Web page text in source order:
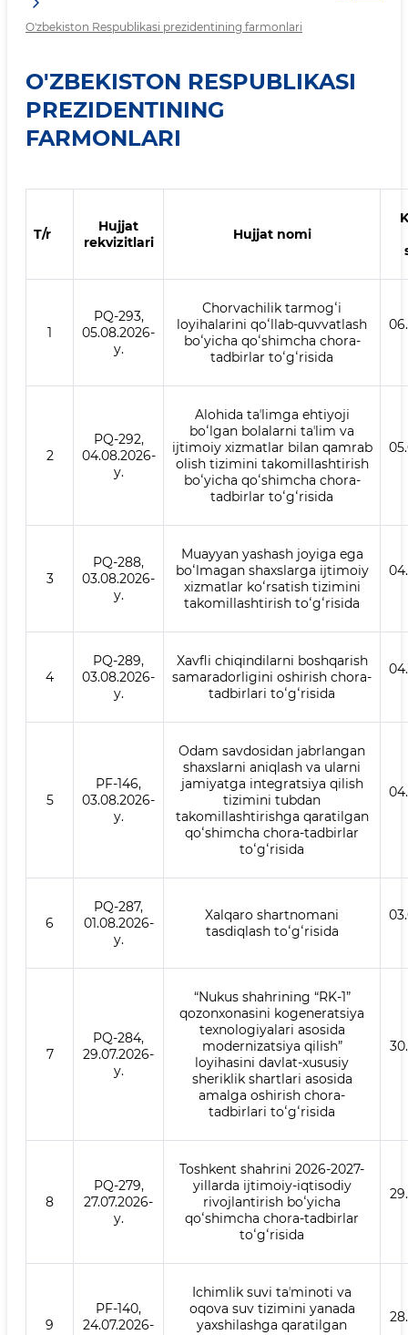
O'zbekiston Respublikasi prezidentining farmonlari
O'ZBEKISTON RESPUBLIKASI
PREZIDENTINING
FARMONLARI
T/r
Hujjat
rekvizitlari
Hujjat nomi
1
PQ-293,
05.08.2026-
y.
Chorvachilik tarmogʻi
loyihalarini qoʻllab-quvvatlash
boʻyicha qoʻshimcha chora-
tadbirlar toʻgʻrisida
2
PQ-292,
04.08.2026-
y.
Alohida taʼlimga ehtiyoji
boʻlgan bolalarni taʼlim va
ijtimoiy xizmatlar bilan qamrab
olish tizimini takomillashtirish
boʻyicha qoʻshimcha chora-
tadbirlar toʻgʻrisida
3
PQ-288,
03.08.2026-
y.
Muayyan yashash joyiga ega
boʻlmagan shaxslarga ijtimoiy
xizmatlar koʻrsatish tizimini
takomillashtirish toʻgʻrisida
4
PQ-289,
03.08.2026-
y.
Xavfli chiqindilarni boshqarish
samaradorligini oshirish chora-
tadbirlari toʻgʻrisida
5
PF-146,
03.08.2026-
y.
Odam savdosidan jabrlangan
shaxslarni aniqlash va ularni
jamiyatga integratsiya qilish
tizimini tubdan
takomillashtirishga qaratilgan
qoʻshimcha chora-tadbirlar
toʻgʻrisida
6
PQ-287,
01.08.2026-
y.
Xalqaro shartnomani
tasdiqlash toʻgʻrisida
7
PQ-284,
29.07.2026-
y.
“Nukus shahrining “RK-1”
qozonxonasini kogeneratsiya
texnologiyalari asosida
modernizatsiya qilish”
loyihasini davlat-xususiy
sheriklik shartlari asosida
amalga oshirish chora-
tadbirlari toʻgʻrisida
8
PQ-279,
27.07.2026-
y.
Toshkent shahrini 2026-2027-
yillarda ijtimoiy-iqtisodiy
rivojlantirish boʻyicha
qoʻshimcha chora-tadbirlar
toʻgʻrisida
9
PF-140,
24.07.2026-
Ichimlik suvi taʼminoti va
oqova suv tizimini yanada
yaxshilashga qaratilgan